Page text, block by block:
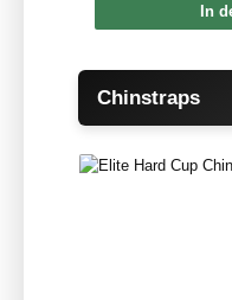
In
Produktgalerie
Chinstraps